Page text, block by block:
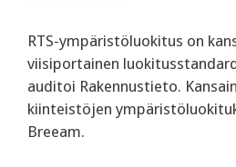
RTS-ympäristöluokitus on
viisiportainen
auditoi Rakennustieto.
kiinteistöjen
Breeam.